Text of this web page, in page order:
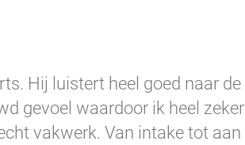
Hij luistert heel goed naar de
gevoel waardoor ik heel zeker
vakwerk. Van intake tot aan